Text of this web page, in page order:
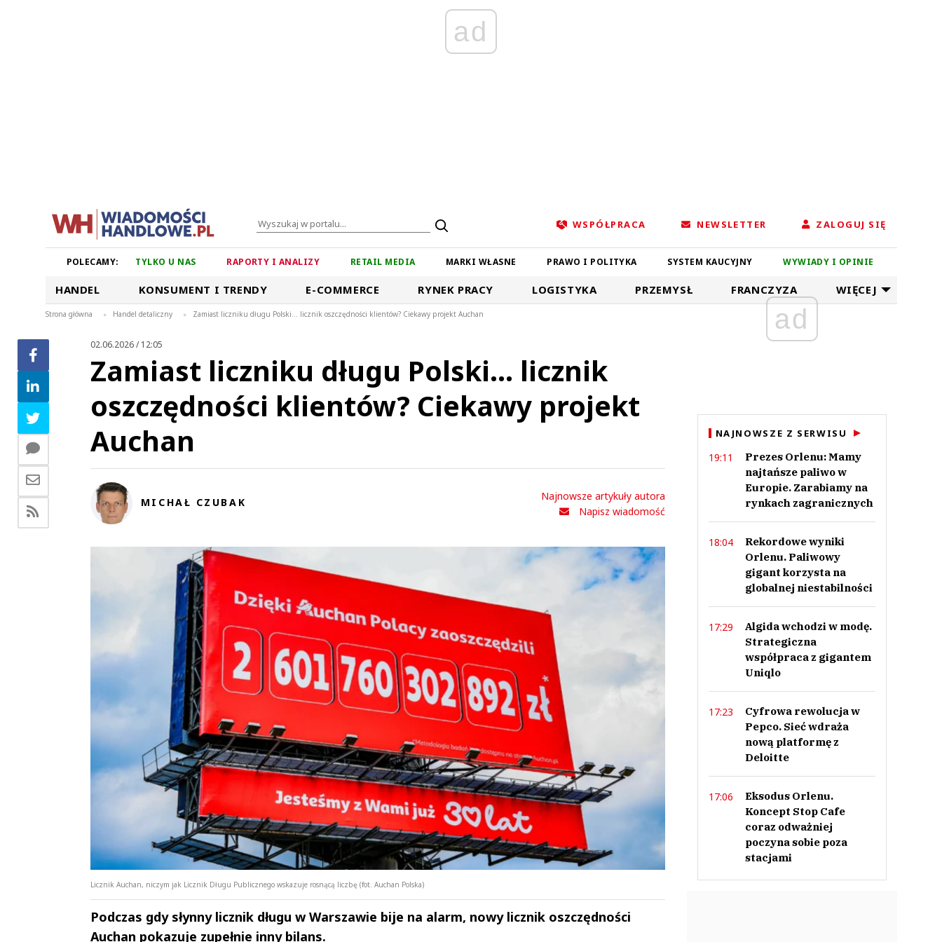
ad
WSPÓŁPRACA NEWSLETTER ZALOGUJ SIĘ
POLECAMY: TYLKO U NAS RAPORTY I ANALIZY RETAIL MEDIA MARKI WŁASNE PRAWO I POLITYKA SYSTEM KAUCYJNY WYWIADY I OPINIE
HANDEL KONSUMENT I TRENDY E-COMMERCE RYNEK PRACY LOGISTYKA PRZEMYSŁ FRANCZYZA WIĘCEJ
Strona główna > Handel detaliczny > Zamiast liczniku długu Polski... licznik oszczędności klientów? Ciekawy projekt Auchan
02.06.2026 / 12:05
Zamiast liczniku długu Polski... licznik
oszczędności klientów? Ciekawy projekt
Auchan
MICHAŁ CZUBAK
Najnowsze artykuły autora
Napisz wiadomość
Licznik Auchan, niczym jak Licznik Długu Publicznego wskazuje rosnącą liczbę (fot. Auchan Polska)
Podczas gdy słynny licznik długu w Warszawie bije na alarm, nowy licznik oszczędności
Auchan pokazuje zupełnie inny bilans.
ad
NAJNOWSZE Z SERWISU
19:11
Prezes Orlenu: Mamy
najtańsze paliwo w
Europie. Zarabiamy na
rynkach zagranicznych
18:04
Rekordowe wyniki
Orlenu. Paliwowy
gigant korzysta na
globalnej niestabilności
17:29
Algida wchodzi w modę.
Strategiczna
współpraca z gigantem
Uniqlo
17:23
Cyfrowa rewolucja w
Pepco. Sieć wdraża
nową platformę z
Deloitte
17:06
Eksodus Orlenu.
Koncept Stop Cafe
coraz odważniej
poczyna sobie poza
stacjami